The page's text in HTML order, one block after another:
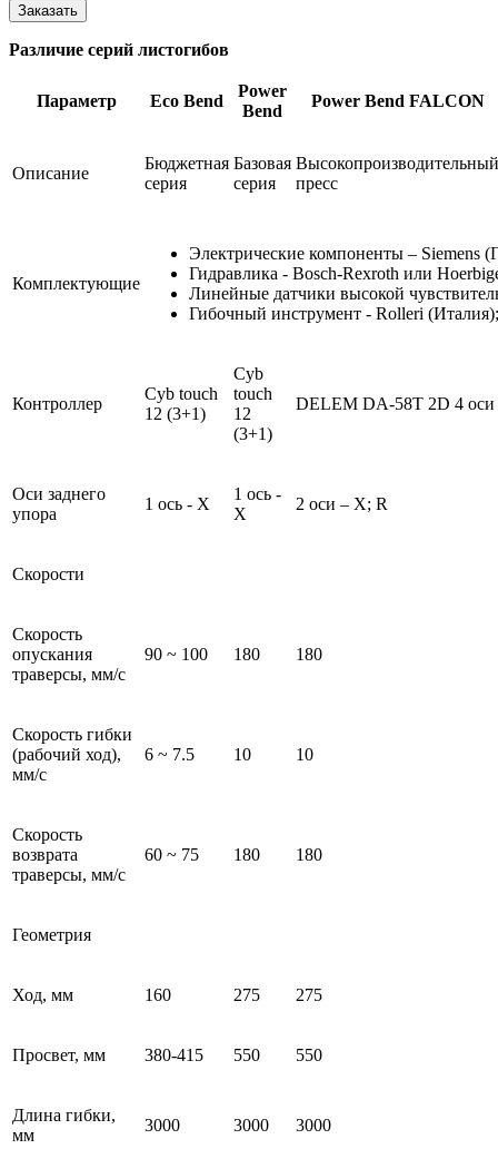
Заказать
Различие серий листогибов
Параметр Eco Bend
Power
Bend
Power Bend FALCON
Описание
Бюджетная
серия
Базовая
серия
Высокопроизводительный
пресс
Комплектующие
Электрические компоненты – Siemens
Гидравлика - Bosch-Rexroth или
Линейные датчики высокой
Гибочный инструмент - Rolleri
Контроллер
Cyb touch
12 (3+1)
Cyb
touch
12
(3+1)
DELEM DA-58T 2D 4 оси
Оси заднего
упора
1 ось - X
1 ось -
X
2 оси – X; R
Скорости
Скорость
опускания
траверсы, мм/с
90 ~ 100 180 180
Скорость гибки
(рабочий ход),
мм/с
6 ~ 7.5 10 10
Скорость
возврата
траверсы, мм/с
60 ~ 75 180 180
Геометрия
Ход, мм 160 275 275
Просвет, мм 380-415 550 550
Длина гибки,
мм
3000 3000 3000